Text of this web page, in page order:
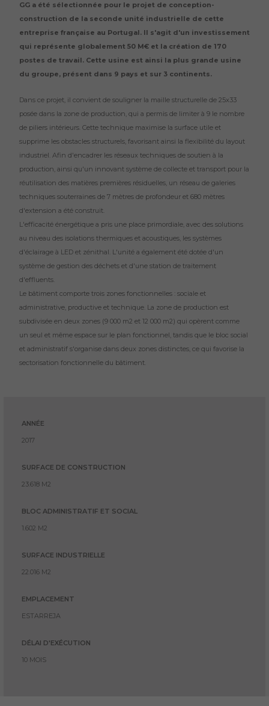
GG a été sélectionnée pour le projet de conception-
construction de la seconde unité industrielle de cette
entreprise française au Portugal. Il s'agit d'un investissement
qui représente globalement 50 M€ et la création de 170
postes de travail. Cette usine est ainsi la plus grande usine
du groupe, présent dans 9 pays et sur 3 continents.
Dans ce projet, il convient de souligner la maille structurelle de 25x33
posée dans la zone de production, qui a permis de limiter à 9 le nombre
de piliers intérieurs. Cette technique maximise la surface utile et
supprime les obstacles structurels, favorisant ainsi la flexibilité du layout
industriel. Afin d'encadrer les réseaux techniques de soutien à la
production, ainsi qu'un innovant système de collecte et transport pour la
réutilisation des matières premières résiduelles, un réseau de galeries
techniques souterraines de 7 mètres de profondeur et 680 mètres
d'extension a été construit.
L'efficacité énergétique a pris une place primordiale, avec des solutions
au niveau des isolations thermiques et acoustiques, les systèmes
d'éclairage à LED et zénithal. L'unité a également été dotée d'un
système de gestion des déchets et d'une station de traitement
d'effluents.
Le bâtiment comporte trois zones fonctionnelles : sociale et
administrative, productive et technique. La zone de production est
subdivisée en deux zones (9 000 m2 et 12 000 m2) qui opèrent comme
un seul et même espace sur le plan fonctionnel, tandis que le bloc social
et administratif s'organise dans deux zones distinctes, ce qui favorise la
sectorisation fonctionnelle du bâtiment.
ANNÉE
2017
SURFACE DE CONSTRUCTION
23.618 M2
BLOC ADMINISTRATIF ET SOCIAL
1.602 M2
SURFACE INDUSTRIELLE
22.016 M2
EMPLACEMENT
ESTARREJA
DÉLAI D'EXÉCUTION
10 MOIS